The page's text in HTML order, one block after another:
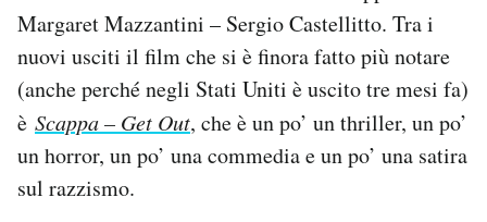
Margaret Mazzantini – Sergio Castellitto. Tra i
nuovi usciti il film che si è finora fatto più notare
(anche perché negli Stati Uniti è uscito tre mesi fa)
è Scappa – Get Out, che è un po’ un thriller, un po’
un horror, un po’ una commedia e un po’ una satira
sul razzismo.